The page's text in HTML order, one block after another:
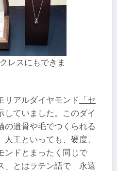
レスにもできま
リアルダイヤモンド
「セ
していました。このダイ
の遺骨や毛でつくられる
工といっても、硬度、
ンドとまったく同じで
」とはラテン語で「永遠